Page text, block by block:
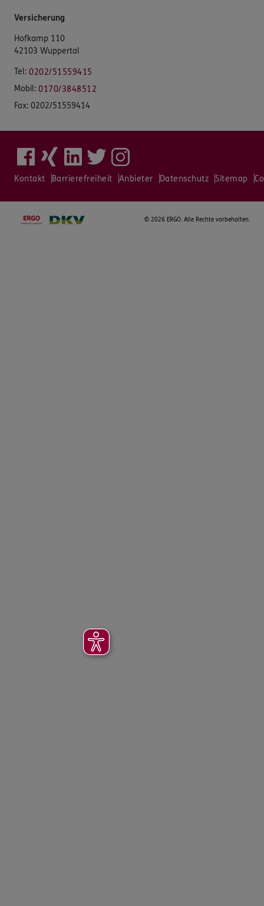
Versicherung
Hofkamp 110
42103 Wuppertal
Tel: 0202/51559415
Mobil: 0170/3848512
Fax: 0202/51559414
Kontakt Barrierefreiheit Anbieter Datenschutz Sitemap
© 2026 ERGO. Alle Rechte vorbehalten.